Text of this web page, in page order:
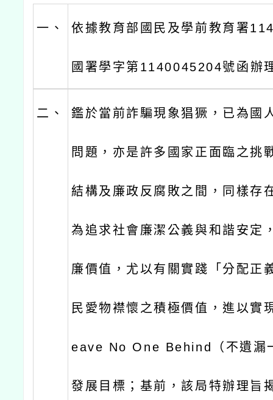
一、 依據教育部國民及學前教育署
國署學字第1140045204號函辦
二、 鑑於當前詐騙現象猖獗，已為國
問題，亦是許多國家正面臨之挑
結構及廉政反腐敗之間，同樣存
為追求社會廉潔公義與和諧安定
廉價值，尤以有關實踐「分配正
民愛物襟懷之積極價值，進以實
eave No One Behind（不遺漏
發展目標；基前，該局特辦理旨